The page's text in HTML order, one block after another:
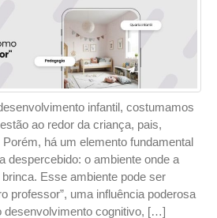
infantil, costumamos
ao redor da criança, pais,
há um elemento fundamental
despercebido: o ambiente onde a
Esse ambiente pode ser
professor”, uma influência poderosa
desenvolvimento cognitivo, […]